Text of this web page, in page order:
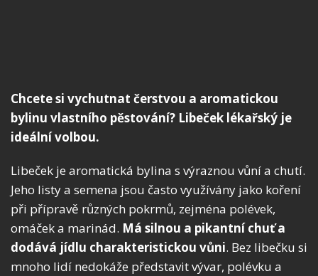
Chcete si vychutnat čerstvou a aromatickou
bylinu vlastního pěstování? Libeček lékařský je
ideální volbou.
Libeček je aromatická bylina s výraznou vůní a chutí.
Jeho listy a semena jsou často využívány jako koření
při přípravě různých pokrmů, zejména polévek,
omáček a marinád. Má silnou a pikantní chuť a
dodává jídlu charakteristickou vůni. Bez libečku si
mnoho lidí nedokáže představit vývar, polévku a